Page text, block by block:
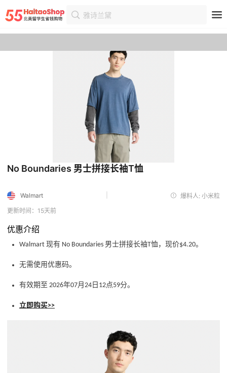
雅诗兰黛
首页 优惠 优惠详情
No Boundaries 男士拼接长袖T恤
Walmart
爆料人: 小米粒
更新时间：15天前
优惠介绍
Walmart 现有 No Boundaries 男士拼接长袖T恤，现价$4.20。
无需使用优惠码。
有效期至 2026年07月24日12点59分。
立即购买>>